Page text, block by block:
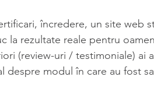
încredere, un site web
la rezultate reale pentru
(review-uri / testimoniale) ai
despre modul în care au fost